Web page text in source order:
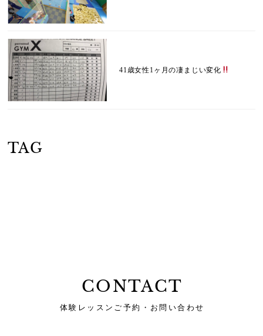
41歳女性1ヶ月の凄まじい変化
TAG
CONTACT
体験レッスンご予約・お問い合わせ